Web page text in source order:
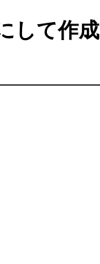
して作成